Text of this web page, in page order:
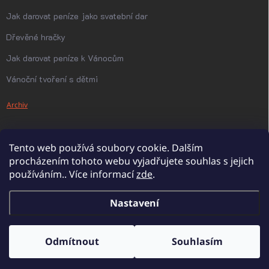
Tento web používá soubory cookie. Dalším
procházením tohoto webu vyjadřujete souhlas s jejich
používáním.. Více informacízde.
Nastavení
Odmítnout Souhlasím
Jak darovat peníze jako svatební dar
Dřevěné hračky
Jak darovat peníze k Vánocům
Vánoční tvoření s dětmi
Archiv
Vytvořil Shoptet
Copyright 2026PanDatel. Všechna práva vyhrazena.Upravit nastavení